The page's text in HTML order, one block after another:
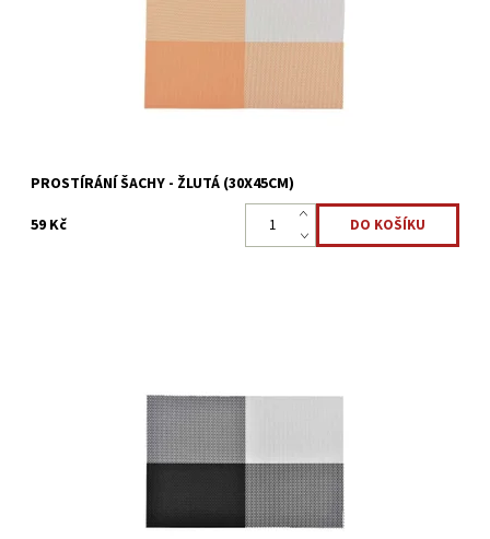
PROSTÍRÁNÍ ŠACHY - ŽLUTÁ (30X45CM)
59 Kč
prostírání, které ke slušnému stolování určitě patří.
Skladem >5 ks
16986600